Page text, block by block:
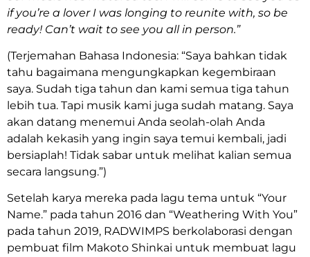
if you’re a lover I was longing to reunite with, so be
ready! Can’t wait to see you all in person.”
(Terjemahan Bahasa Indonesia: “Saya bahkan tidak
tahu bagaimana mengungkapkan kegembiraan
saya. Sudah tiga tahun dan kami semua tiga tahun
lebih tua. Tapi musik kami juga sudah matang. Saya
akan datang menemui Anda seolah-olah Anda
adalah kekasih yang ingin saya temui kembali, jadi
bersiaplah! Tidak sabar untuk melihat kalian semua
secara langsung.”)
Setelah karya mereka pada lagu tema untuk “Your
Name.” pada tahun 2016 dan “Weathering With You”
pada tahun 2019, RADWIMPS berkolaborasi dengan
pembuat film Makoto Shinkai untuk membuat lagu